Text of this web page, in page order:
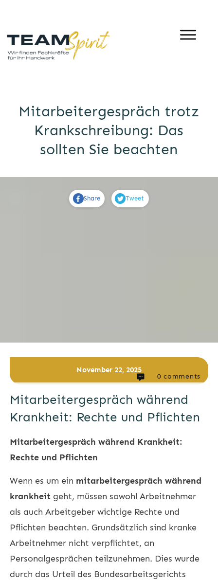
Mitarbeitergespräch trotz
Krankschreibung: Das
sollten Sie beachten
Share Tweet
November 22, 2025
0 comments
Mitarbeitergespräch während
Krankheit: Rechte und Pflichten
Mitarbeitergespräch während Krankheit:
Rechte und Pflichten
Wenn es um ein mitarbeitergespräch während
krankheit geht, müssen sowohl Arbeitnehmer
als auch Arbeitgeber wichtige Rechte und
Pflichten beachten. Grundsätzlich sind kranke
Arbeitnehmer nicht verpflichtet, an
Personalgesprächen teilzunehmen. Dies wurde
durch das Urteil des Bundesarbeitsgerichts